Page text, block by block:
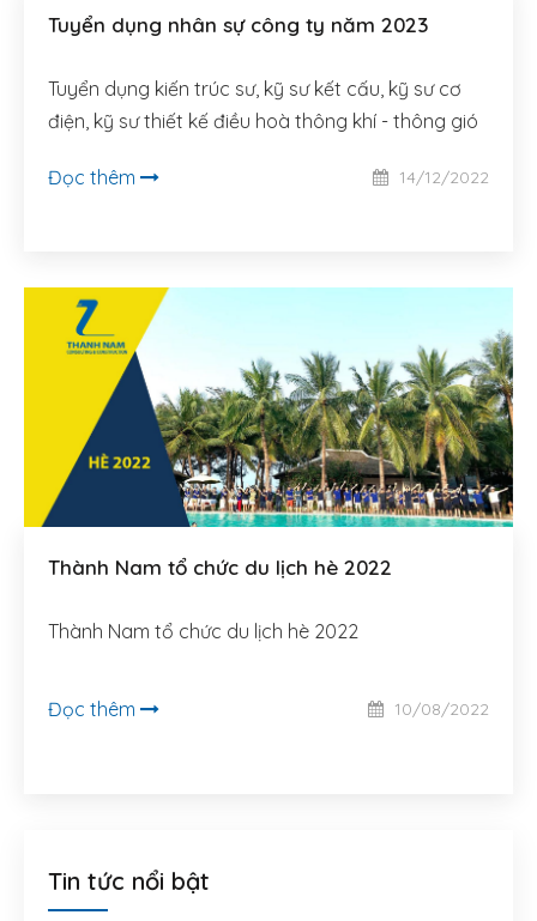
Tuyển dụng nhân sự công ty năm 2023
Tuyển dụng kiến trúc sư, kỹ sư kết cấu, kỹ sư cơ
điện, kỹ sư thiết kế điều hoà thông khí - thông gió
Đọc thêm 14/12/2022
Thành Nam tổ chức du lịch hè 2022
Thành Nam tổ chức du lịch hè 2022
Đọc thêm 10/08/2022
Tin tức nổi bật